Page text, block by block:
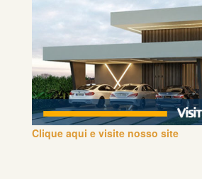
Clique aqui e visite nosso site